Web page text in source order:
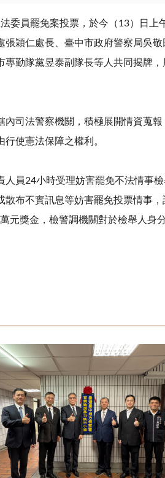
員罷免案投票，於今（13）日上
穎仁處長、臺中市政府警察局吳
勤隊黨昱泰副隊長等人共同揭牌
司法警察機關，積極展開情資蒐報
使憲法保障之權利。
人員24小時受理妨害罷免不法情事
布不實訊息等妨害罷免投票情事
萬元獎金，檢警調機關對於檢舉人身